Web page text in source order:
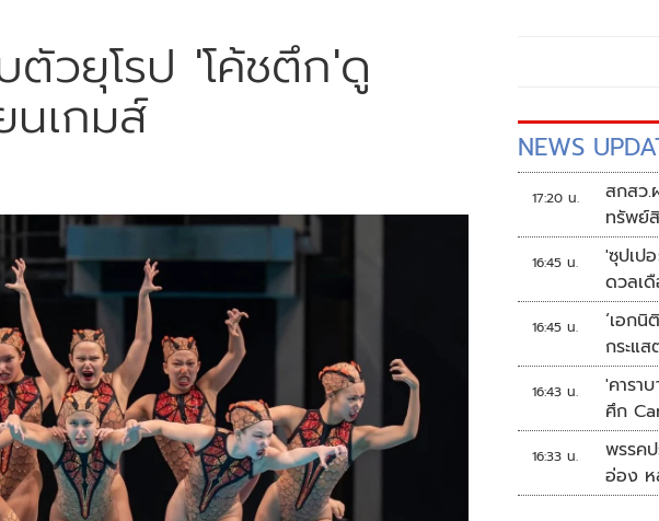
ตัวยุโรป 'โค้ชตึก'ดู
นเกมส์ NEWS
17:20 น.
สกสว.
ทรัพย์
ไทยสู่
16:45 น.
'ซุปเป
ดวลเ
16:45 น.
‘เอก
กระแ
จัดสร
ก.ย.นี้
16:43 น.
'คารา
ศึก
หาแช
16:33 น.
พรรค
อ่อง ห
ร้องรั